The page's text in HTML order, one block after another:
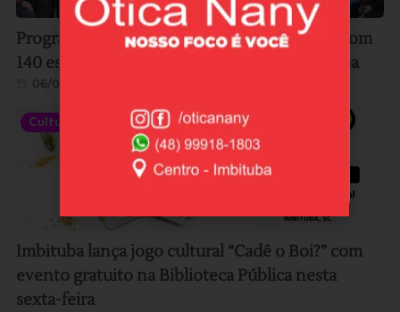
Programa Bombeiro Mirim inicia atividades com
140 estudantes da rede municipal de Imbituba
06/08/2026
Cultura
Imbituba lança jogo cultural “Cadê o Boi?” com
evento gratuito na Biblioteca Pública nesta
sexta-feira